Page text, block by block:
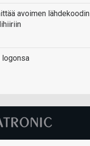
avoimen lähdekoodin
logonsa